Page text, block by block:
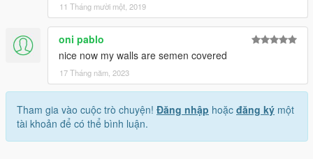
11 Tháng mười một, 2019
oni pablo
nice now my walls are semen covered
17 Tháng năm, 2023
Tham gia vào cuộc trò chuyện! Đăng nhập hoặc đăng ký một
tài khoản để có thể bình luận.